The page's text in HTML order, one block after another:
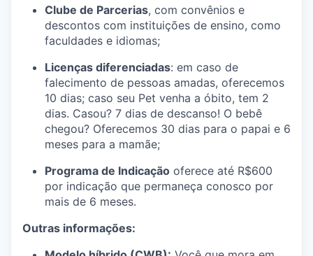
Clube de Parcerias, com convênios e
descontos com instituições de ensino, como
faculdades e idiomas;
Licenças diferenciadas: em caso de
falecimento de pessoas amadas, oferecemos
10 dias; caso seu Pet venha a óbito, tem 2
dias. Casou? 7 dias de descanso! O bebê
chegou? Oferecemos 30 dias para o papai e 6
meses para a mamãe;
Programa de Indicação oferece até R$600
por indicação que permaneça conosco por
mais de 6 meses.
Outras informações: